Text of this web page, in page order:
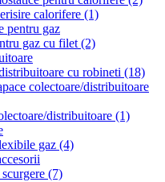
calorifere (1)
pentru gaz
gaz cu filet (2)
cu robineti (18)
colectoare/distribuitoare
distribuitoare (1)
gaz (4)
(7)